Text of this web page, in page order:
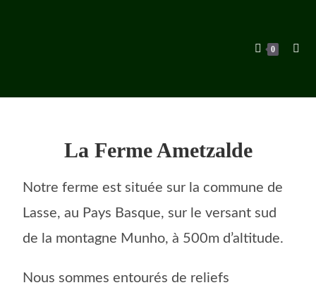
0
La Ferme Ametzalde
Notre ferme est située sur la commune de
Lasse, au Pays Basque, sur le versant sud
de la montagne Munho, à 500m d’altitude.
Nous sommes entourés de reliefs